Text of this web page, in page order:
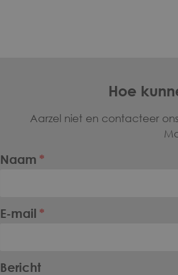
Hoe
Aarzel niet en contacteer
Naam
E-mail
Bericht